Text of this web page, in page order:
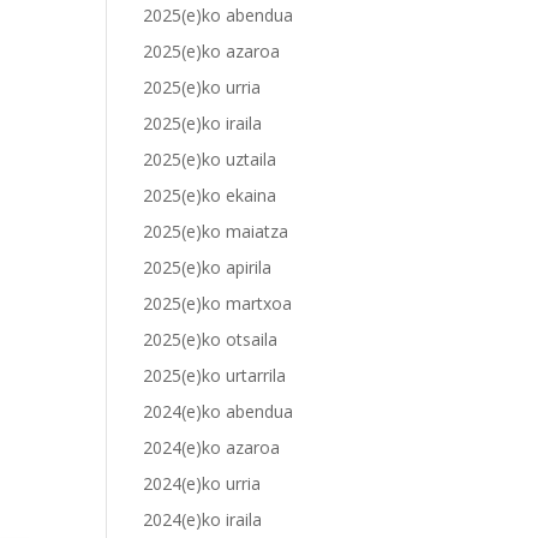
2025(e)ko abendua
2025(e)ko azaroa
2025(e)ko urria
2025(e)ko iraila
2025(e)ko uztaila
2025(e)ko ekaina
2025(e)ko maiatza
2025(e)ko apirila
2025(e)ko martxoa
2025(e)ko otsaila
2025(e)ko urtarrila
2024(e)ko abendua
2024(e)ko azaroa
2024(e)ko urria
2024(e)ko iraila